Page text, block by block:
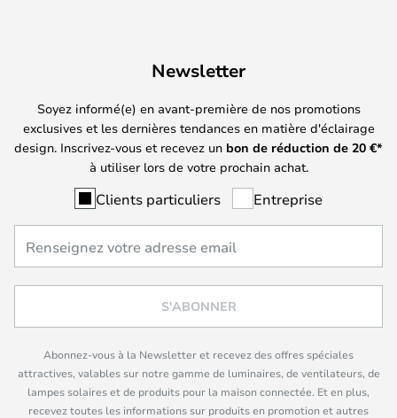
Newsletter
Soyez informé(e) en avant-première de nos promotions
exclusives et les dernières tendances en matière d'éclairage
design. Inscrivez-vous et recevez un bon de réduction de 20 €*
à utiliser lors de votre prochain achat.
Clients particuliers Entreprise
S'ABONNER
Abonnez-vous à la Newsletter et recevez des offres spéciales
attractives, valables sur notre gamme de luminaires, de ventilateurs, de
lampes solaires et de produits pour la maison connectée. Et en plus,
recevez toutes les informations sur produits en promotion et autres